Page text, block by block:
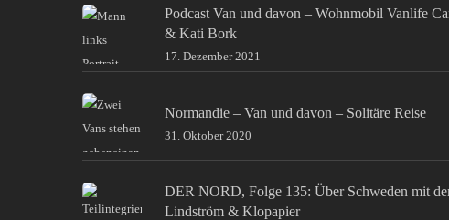
Podcast Van und davon – Wohnmobil Vanlife
& Kati Bork
17. Dezember 2021
Normandie – Van und davon – Solitäre Reise
31. Oktober 2020
DER NORD, Folge 135: Über Schweden mit
Lindström & Klopapier